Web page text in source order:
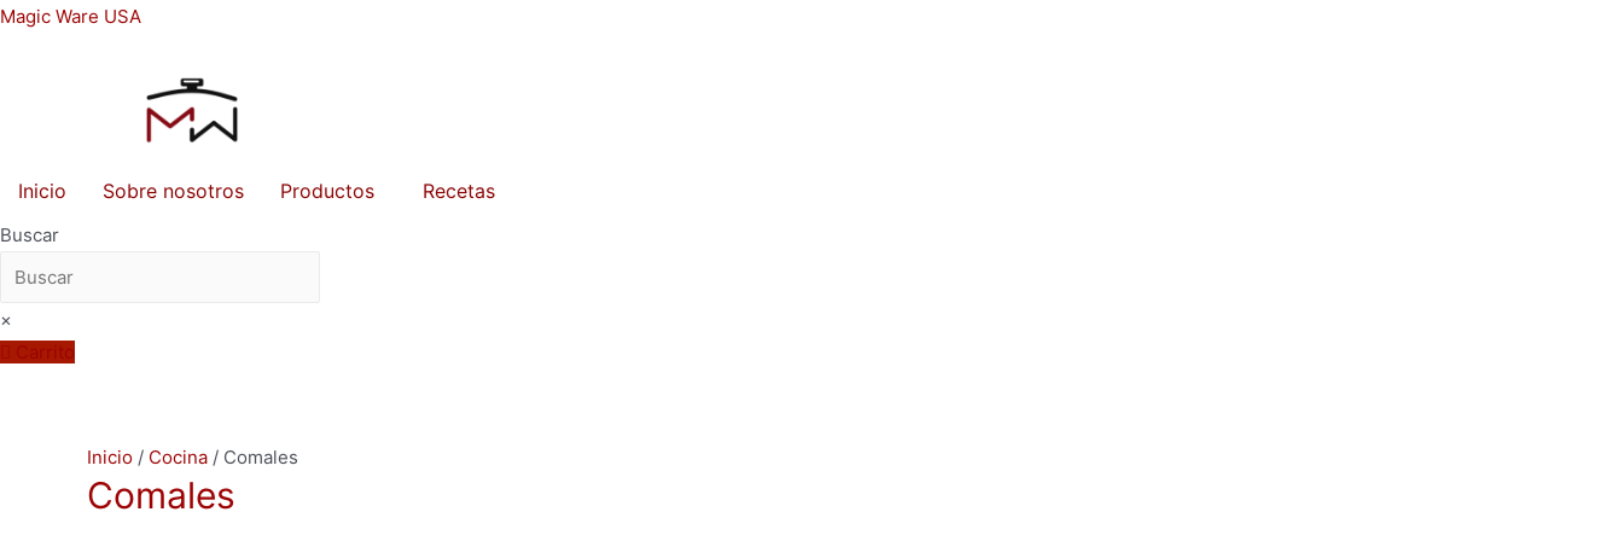
Ir
Magic Ware USA
Inicio Sobre nosotros Productos Recetas
Buscar
×
Inicio / Cocina / Comales
Comales